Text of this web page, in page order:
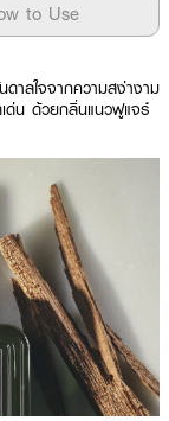
to Use
าลใจจากความสง่างาม
ด่น ด้วยกลิ่นแนวฟูแจร์